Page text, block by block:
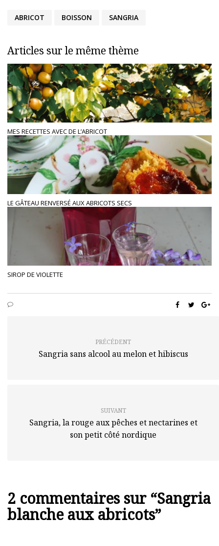
ABRICOT BOISSON SANGRIA
Articles sur le même thème
MES RECETTES AVEC DE L’ABRICOT
LE GÂTEAU RENVERSÉ AUX ABRICOTS SECS
SIROP DE VIOLETTE
PRÉCÉDENT
Sangria sans alcool au melon et hibiscus
SUIVANT
Sangria, la rouge aux pêches et nectarines et
son petit côté nordique
2 commentaires sur “Sangria
blanche aux abricots”